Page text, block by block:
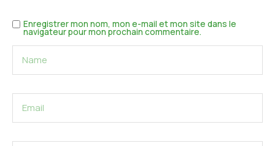
Enregistrer mon nom, mon e-mail et mon site dans le
navigateur pour mon prochain commentaire.